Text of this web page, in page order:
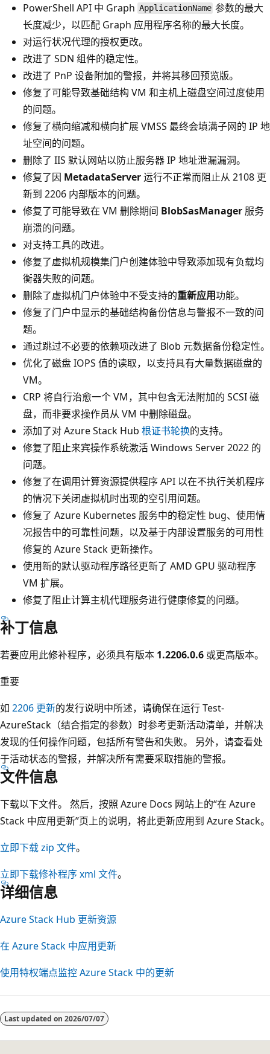
PowerShell API 中 Graph ApplicationName 参数的最大
长度减少，以匹配 Graph 应用程序名称的最大长度。
对运行状况代理的授权更改。
改进了 SDN 组件的稳定性。
改进了 PnP 设备附加的警报，并将其移回预览版。
修复了可能导致基础结构 VM 和主机上磁盘空间过度使用
的问题。
修复了横向缩减和横向扩展 VMSS 最终会填满子网的 IP 地
址空间的问题。
删除了 IIS 默认网站以防止服务器 IP 地址泄漏漏洞。
修复了因 MetadataServer运行不正常而阻止从 2108 更
新到 2206 内部版本的问题。
修复了可能导致在 VM 删除期间 BlobSasManager 服务
崩溃的问题。
对支持工具的改进。
修复了虚拟机规模集门户创建体验中导致添加现有负载均
衡器失败的问题。
删除了虚拟机门户体验中不受支持的重新应用功能。
修复了门户中显示的基础结构备份信息与警报不一致的问
题。
通过跳过不必要的依赖项改进了 Blob 元数据备份稳定性。
优化了磁盘 IOPS 值的读取，以支持具有大量数据磁盘的
VM。
CRP 将自行治愈一个 VM，其中包含无法附加的 SCSI 磁
盘，而非要求操作员从 VM 中删除磁盘。
添加了对 Azure Stack Hub 根证书轮换的支持。
修复了阻止来宾操作系统激活 Windows Server 2022 的
问题。
修复了在调用计算资源提供程序 API 以在不执行关机程序
的情况下关闭虚拟机时出现的空引用问题。
修复了 Azure Kubernetes 服务中的稳定性 bug、使用情
况报告中的可靠性问题，以及基于内部设置服务的可用性
修复的 Azure Stack 更新操作。
使用新的默认驱动程序路径更新了 AMD GPU 驱动程序
VM 扩展。
修复了阻止计算主机代理服务进行健康修复的问题。
补丁信息
若要应用此修补程序，必须具有版本 1.2206.0.6 或更高版本。
重要
如 2206 更新的发行说明中所述，请确保在运行 Test-
AzureStack（结合指定的参数）时参考更新活动清单，并解决
发现的任何操作问题，包括所有警告和失败。
另外，请查看处
于活动状态的警报，并解决所有需要采取措施的警报。
文件信息
下载以下文件。 然后，按照 Azure Docs 网站上的“在 Azure
Stack 中应用更新”页上的说明，将此更新应用到 Azure Stack。
立即下载 zip 文件。
立即下载修补程序 xml 文件。
详细信息
Azure Stack Hub 更新资源
在 Azure Stack 中应用更新
使用特权端点监控 Azure Stack 中的更新
模
式
Last updated on 2026/07/07